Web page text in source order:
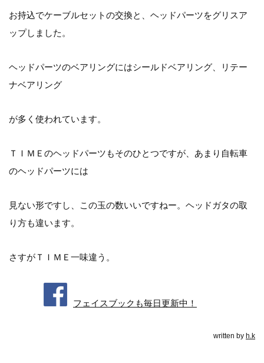
お持込でケーブルセットの交換と、ヘッドパーツをグリスア
ップしました。
ヘッドパーツのベアリングにはシールドベアリング、リテー
ナベアリング
が多く使われています。
ＴＩＭＥのヘッドパーツもそのひとつですが、あまり自転車
のヘッドパーツには
見ない形ですし、この玉の数いいですねー。ヘッドガタの取
り方も違います。
さすがＴＩＭＥ一味違う。
フェイスブックも毎日更新中！
written by h.k